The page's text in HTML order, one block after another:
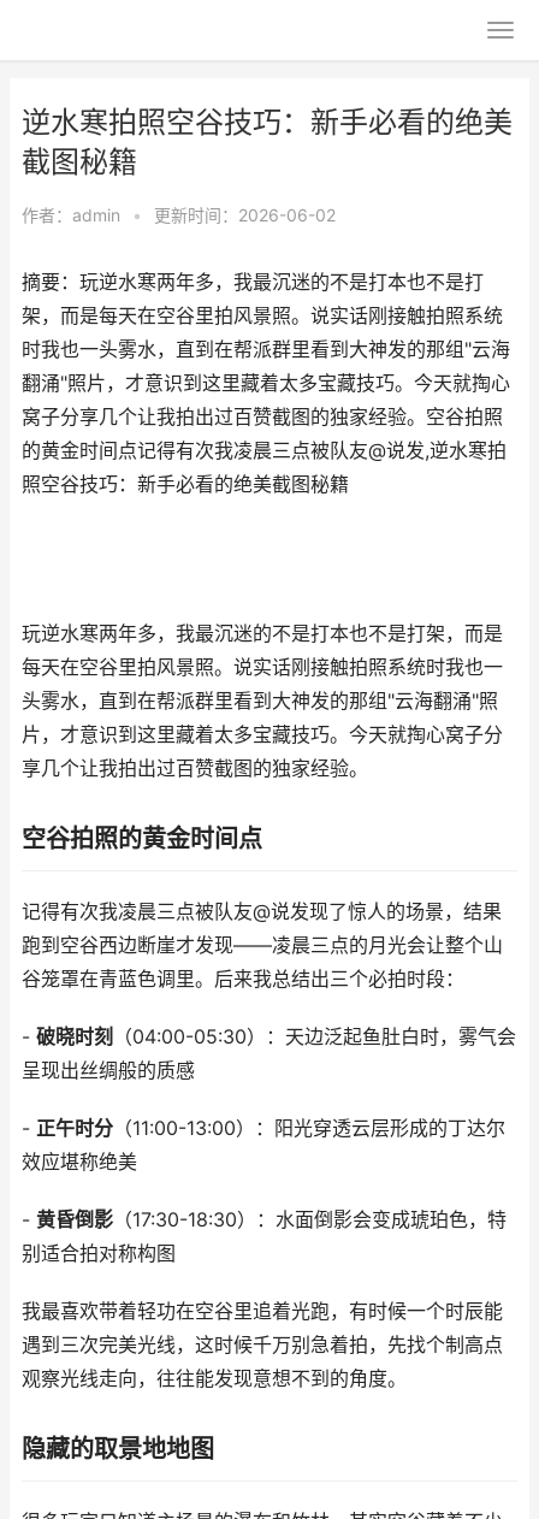
逆水寒拍照空谷技巧：新手必看的绝美
截图秘籍
作者： admin • 更新时间：2026-06-02
摘要：玩逆水寒两年多，我最沉迷的不是打本也不是打
架，而是每天在空谷里拍风景照。说实话刚接触拍照系统
时我也一头雾水，直到在帮派群里看到大神发的那组"云海
翻涌"照片，才意识到这里藏着太多宝藏技巧。今天就掏心
窝子分享几个让我拍出过百赞截图的独家经验。空谷拍照
的黄金时间点记得有次我凌晨三点被队友@说发,逆水寒拍
照空谷技巧：新手必看的绝美截图秘籍
玩逆水寒两年多，我最沉迷的不是打本也不是打架，而是
每天在空谷里拍风景照。说实话刚接触拍照系统时我也一
头雾水，直到在帮派群里看到大神发的那组"云海翻涌"照
片，才意识到这里藏着太多宝藏技巧。今天就掏心窝子分
享几个让我拍出过百赞截图的独家经验。
空谷拍照的黄金时间点
记得有次我凌晨三点被队友@说发现了惊人的场景，结果
跑到空谷西边断崖才发现——凌晨三点的月光会让整个山
谷笼罩在青蓝色调里。后来我总结出三个必拍时段：
- 破晓时刻
（04:00-05:30）：天边泛起鱼肚白时，雾气会
呈现出丝绸般的质感
- 正午时分 （11:00-13:00）：阳光穿透云层形成的丁达尔
效应堪称绝美
- 黄昏倒影 （17:30-18:30）：水面倒影会变成琥珀色，特
别适合拍对称构图
我最喜欢带着轻功在空谷里追着光跑，有时候一个时辰能
遇到三次完美光线，这时候千万别急着拍，先找个制高点
观察光线走向，往往能发现意想不到的角度。
隐藏的取景地地图